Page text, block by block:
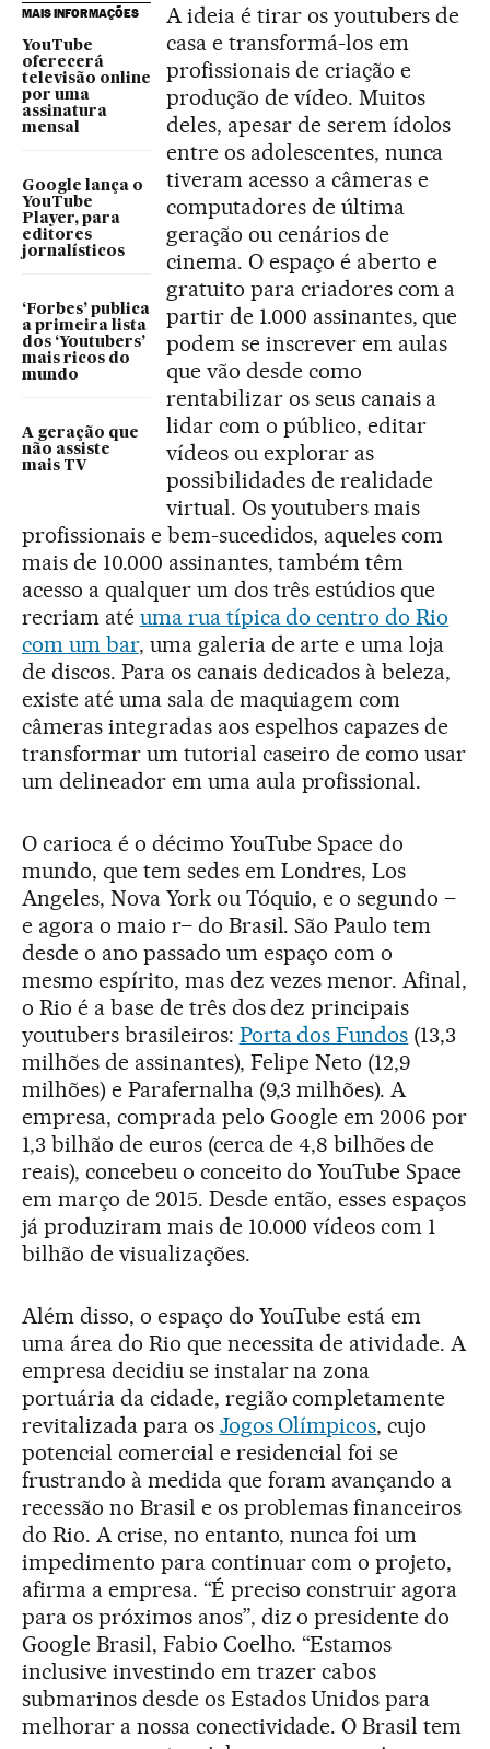
MAIS INFORMAÇÕES
YouTube
oferecerá
televisão online
por uma
assinatura
mensal
Google lança o
YouTube
Player, para
editores
jornalísticos
‘Forbes’ publica
a primeira lista
dos ‘Youtubers’
mais ricos do
mundo
A geração que
não assiste
mais TV
A ideia é tirar os youtubers de
casa e transformá-los em
profissionais de criação e
produção de vídeo. Muitos
deles, apesar de serem ídolos
entre os adolescentes, nunca
tiveram acesso a câmeras e
computadores de última
geração ou cenários de
cinema. O espaço é aberto e
gratuito para criadores com a
partir de 1.000 assinantes, que
podem se inscrever em aulas
que vão desde como
rentabilizar os seus canais a
lidar com o público, editar
vídeos ou explorar as
possibilidades de realidade
virtual. Os youtubers mais
profissionais e bem-sucedidos, aqueles com
mais de 10.000 assinantes, também têm
acesso a qualquer um dos três estúdios que
recriam até uma rua típica do centro do Rio
com um bar, uma galeria de arte e uma loja
de discos. Para os canais dedicados à beleza,
existe até uma sala de maquiagem com
câmeras integradas aos espelhos capazes de
transformar um tutorial caseiro de como usar
um delineador em uma aula profissional.
O carioca é o décimo YouTube Space do
mundo, que tem sedes em Londres, Los
Angeles, Nova York ou Tóquio, e o segundo –
e agora o maio r– do Brasil. São Paulo tem
desde o ano passado um espaço com o
mesmo espírito, mas dez vezes menor. Afinal,
o Rio é a base de três dos dez principais
youtubers brasileiros: Porta dos Fundos (13,3
milhões de assinantes), Felipe Neto (12,9
milhões) e Parafernalha (9,3 milhões). A
empresa, comprada pelo Google em 2006 por
1,3 bilhão de euros (cerca de 4,8 bilhões de
reais), concebeu o conceito do YouTube Space
em março de 2015. Desde então, esses espaços
já produziram mais de 10.000 vídeos com 1
bilhão de visualizações.
Além disso, o espaço do YouTube está em
uma área do Rio que necessita de atividade. A
empresa decidiu se instalar na zona
portuária da cidade, região completamente
revitalizada para os Jogos Olímpicos, cujo
potencial comercial e residencial foi se
frustrando à medida que foram avançando a
recessão no Brasil e os problemas financeiros
do Rio. A crise, no entanto, nunca foi um
impedimento para continuar com o projeto,
afirma a empresa. “É preciso construir agora
para os próximos anos”, diz o presidente do
Google Brasil, Fabio Coelho. “Estamos
inclusive investindo em trazer cabos
submarinos desde os Estados Unidos para
melhorar a nossa conectividade. O Brasil tem